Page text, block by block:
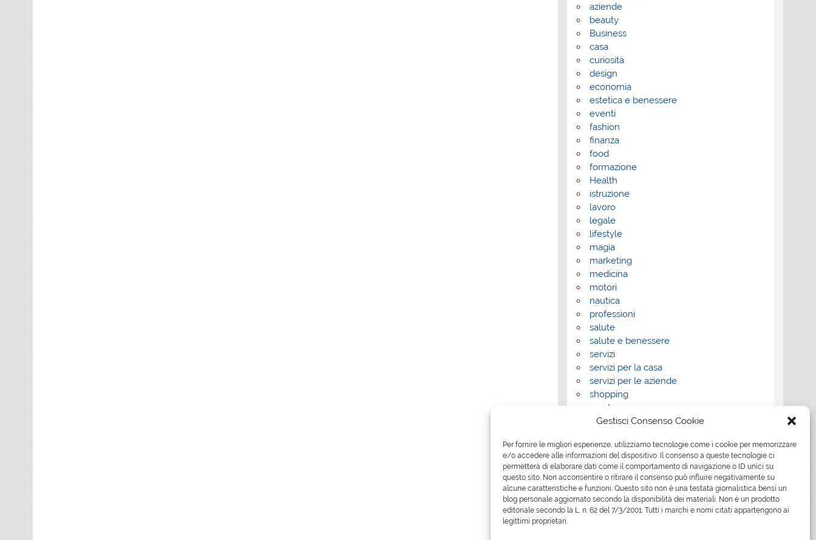
Gestisci Consenso Cookie
Per fornire le migliori esperienze, utilizziamo tecnologie come i cookie per memorizzare
e/o accedere alle informazioni del dispositivo. Il consenso a queste tecnologie ci
permetterà di elaborare dati come il comportamento di navigazione o ID unici su
questo sito. Non acconsentire o ritirare il consenso può influire negativamente su
alcune caratteristiche e funzioni. Questo sito non è una testata giornalistica bensì un
blog personale aggiornato secondo la disponibilità dei materiali. Non è un prodotto
editoriale secondo la L. n. 62 del 7/3/2001. Tutti i marchi e nomi citati appartengono ai
legittimi proprietari.
aziende
beauty
Business
casa
curiosità
design
economia
estetica e benessere
eventi
fashion
finanza
food
formazione
Health
istruzione
lavoro
legale
lifestyle
magia
marketing
medicina
motori
nautica
professioni
salute
salute e benessere
servizi
servizi per la casa
servizi per le aziende
shopping
sport
Tech
travel
Uncategorized
viaggi
web
web marketing
wedding